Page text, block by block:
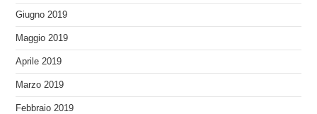
Giugno 2019
Maggio 2019
Aprile 2019
Marzo 2019
Febbraio 2019